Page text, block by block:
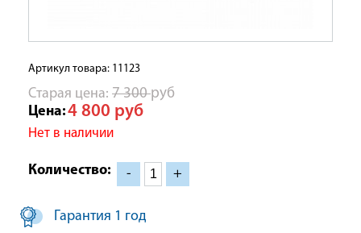
Артикул товара: 11123
Cтарая цена: 7 300руб
Цена:4 800 руб
Нет в наличии
Количество: - +
Гарантия 1 год